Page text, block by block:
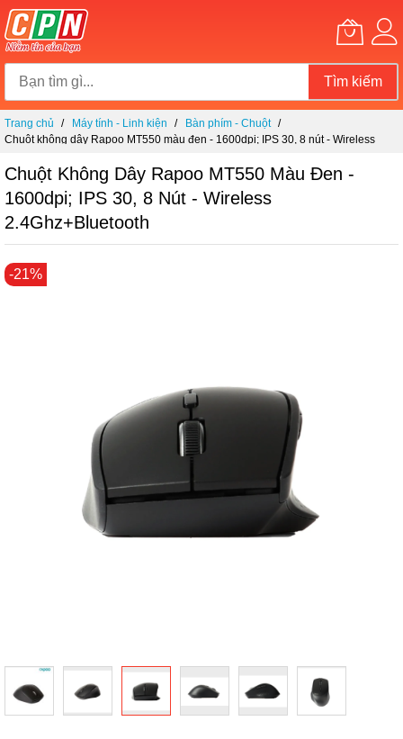
Tìm kiếm
Chuyển
đến
dung
Trang chủ Máy tính - Linh kiện
Bàn phím - Chuột
Chuột không dây Rapoo MT550 màu đen - 1600dpi; IPS 30, 8 nút - Wireless
Chuột Không Dây Rapoo MT550 Màu Đen -
1600dpi; IPS 30, 8 Nút - Wireless
2.4Ghz+Bluetooth
Chuyển
đến
-21%